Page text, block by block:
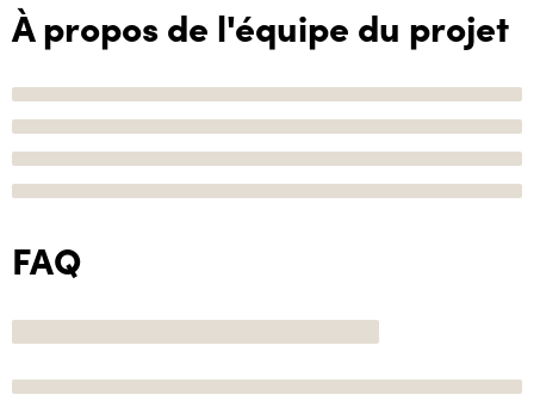
À propos de l'équipe du projet
FAQ